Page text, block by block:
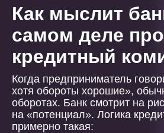
Как мыслит
самом деле
кредитный
Когда предприниматель
хотя обороты хорошие»,
оборотах. Банк смотрит на
на «потенциал». Логика
примерно такая: